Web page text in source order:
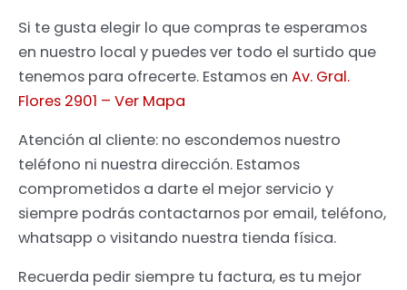
Si te gusta elegir lo que compras te esperamos
en nuestro local y puedes ver todo el surtido que
tenemos para ofrecerte. Estamos en Av. Gral.
Flores 2901 – Ver Mapa
Atención al cliente: no escondemos nuestro
teléfono ni nuestra dirección. Estamos
comprometidos a darte el mejor servicio y
siempre podrás contactarnos por email, teléfono,
whatsapp o visitando nuestra tienda física.
Recuerda pedir siempre tu factura, es tu mejor